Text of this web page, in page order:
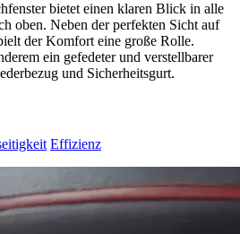
bietet einen klaren Blick in alle
oben. Neben der perfekten Sicht auf
der Komfort eine große Rolle.
ein gefedeter und verstellbarer
und Sicherheitsgurt.
Effizienz